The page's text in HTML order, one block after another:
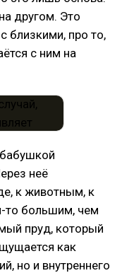
другом. Это
близкими, про то,
с ним на
неё
к животным, к
то большим, чем
пруд, который
как
но и внутреннего